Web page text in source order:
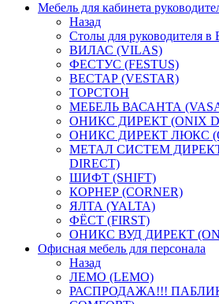
Мебель для кабинета
Назад
Столы для руководителя в
ВИЛАС (VILAS)
ФЕСТУС (FESTUS)
ВЕСТАР (VESTAR)
ТОРСТОН
МЕБЕЛЬ ВАСАНТА
ОНИКС ДИРЕКТ (ONIX
ОНИКС ДИРЕКТ ЛЮКС
МЕТАЛ СИСТЕМ ДИРЕКТ
DIRECT)
ШИФТ (SHIFT)
КОРНЕР (CORNER)
ЯЛТА (YALTA)
ФЁСТ (FIRST)
ОНИКС ВУД ДИРЕКТ
Офисная мебель для персонала
Назад
ЛЕМО (LEMO)
РАСПРОДАЖА!!!